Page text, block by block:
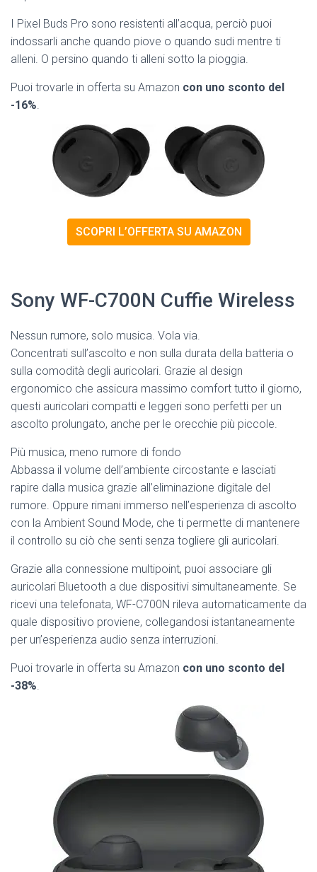
I Pixel Buds Pro sono resistenti all’acqua, perciò puoi
indossarli anche quando piove o quando sudi mentre ti
alleni. O persino quando ti alleni sotto la pioggia.
Puoi trovarle in offerta su Amazon con uno sconto del
-16%.
SCOPRI L’OFFERTA SU AMAZON
Sony WF-C700N Cuffie Wireless
Nessun rumore, solo musica. Vola via.
Concentrati sull’ascolto e non sulla durata della batteria o
sulla comodità degli auricolari. Grazie al design
ergonomico che assicura massimo comfort tutto il giorno,
questi auricolari compatti e leggeri sono perfetti per un
ascolto prolungato, anche per le orecchie più piccole.
Più musica, meno rumore di fondo
Abbassa il volume dell’ambiente circostante e lasciati
rapire dalla musica grazie all’eliminazione digitale del
rumore. Oppure rimani immerso nell’esperienza di ascolto
con la Ambient Sound Mode, che ti permette di mantenere
il controllo su ciò che senti senza togliere gli auricolari.
Grazie alla connessione multipoint, puoi associare gli
auricolari Bluetooth a due dispositivi simultaneamente. Se
ricevi una telefonata, WF-C700N rileva automaticamente da
quale dispositivo proviene, collegandosi istantaneamente
per un’esperienza audio senza interruzioni.
Puoi trovarle in offerta su Amazon con uno sconto del
-38%.